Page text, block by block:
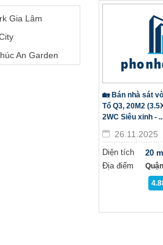
Gia Lâm
An Garden
🏡 Bán nhà sát
Tổ Q3, 20M2
2WC Siêu xinh -
26.11.2025
Diện tích
Địa điểm
20